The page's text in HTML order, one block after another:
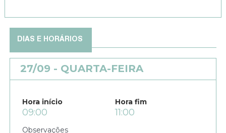
DIAS E HORÁRIOS
27/09 - QUARTA-FEIRA
Hora início Hora fim
09:00 11:00